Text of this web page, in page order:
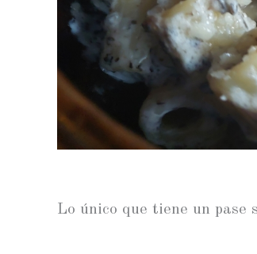
Lo único que tiene un pase